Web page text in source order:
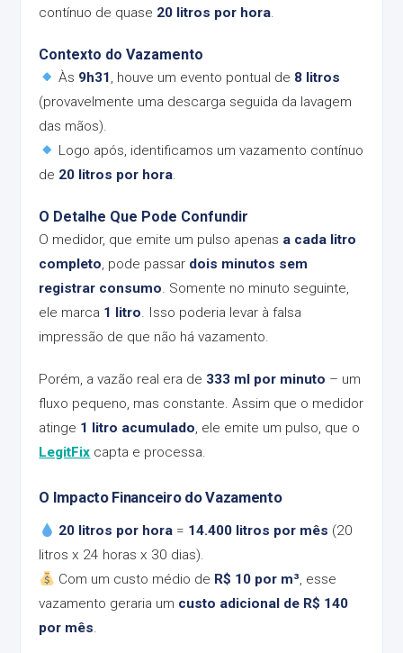
contínuo de quase 20 litros por hora.
Contexto do Vazamento
Às 9h31, houve um evento pontual de 8 litros
(provavelmente uma descarga seguida da lavagem
das mãos).
Logo após, identificamos um vazamento contínuo
de 20 litros por hora.
O Detalhe Que Pode Confundir
O medidor, que emite um pulso apenas a cada litro
completo, pode passar dois minutos sem
registrar consumo. Somente no minuto seguinte,
ele marca 1 litro. Isso poderia levar à falsa
impressão de que não há vazamento.
Porém, a vazão real era de 333 ml por minuto – um
fluxo pequeno, mas constante. Assim que o medidor
atinge 1 litro acumulado, ele emite um pulso, que o
LegitFix capta e processa.
O Impacto Financeiro do Vazamento
20 litros por hora = 14.400 litros por mês (20
litros x 24 horas x 30 dias).
Com um custo médio de R$ 10 por m³, esse
vazamento geraria um custo adicional de R$ 140
por mês.